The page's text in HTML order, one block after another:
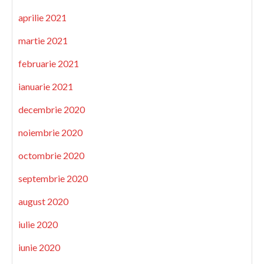
aprilie 2021
martie 2021
februarie 2021
ianuarie 2021
decembrie 2020
noiembrie 2020
octombrie 2020
septembrie 2020
august 2020
iulie 2020
iunie 2020